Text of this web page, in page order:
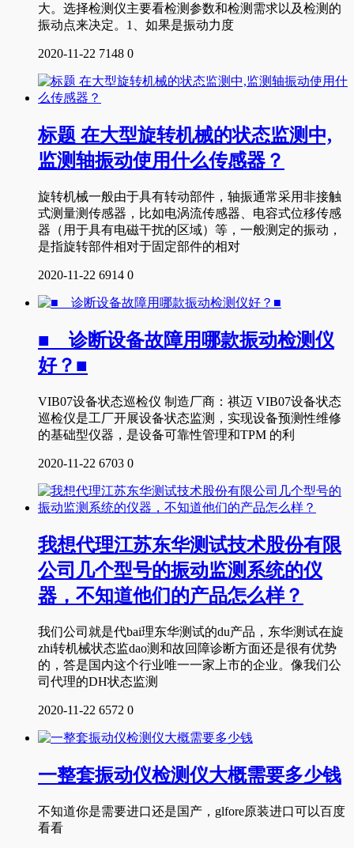
大。选择检测仪主要看检测参数和检测需求以及检测的
振动点来决定。1、如果是振动力度
2020-11-22 7148 0
标题 在大型旋转机械的状态监测中,
监测轴振动使用什么传感器？
旋转机械一般由于具有转动部件，轴振通常采用非接触
式测量测传感器，比如电涡流传感器、电容式位移传感
器（用于具有电磁干扰的区域）等，一般测定的振动，
是指旋转部件相对于固定部件的相对
2020-11-22 6914 0
■ 诊断设备故障用哪款振动检测仪
好？■
VIB07设备状态巡检仪 制造厂商：祺迈 VIB07设备状态
巡检仪是工厂开展设备状态监测，实现设备预测性维修
的基础型仪器，是设备可靠性管理和TPM 的利
2020-11-22 6703 0
我想代理江苏东华测试技术股份有限
公司几个型号的振动监测系统的仪
器，不知道他们的产品怎么样？
我们公司就是代bai理东华测试的du产品，东华测试在旋
zhi转机械状态监dao测和故回障诊断方面还是很有优势
的，答是国内这个行业唯一一家上市的企业。像我们公
司代理的DH状态监测
2020-11-22 6572 0
一整套振动仪检测仪大概需要多少钱
不知道你是需要进口还是国产，glfore原装进口可以百度
看看